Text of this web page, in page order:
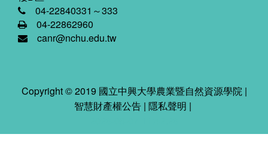
04-22840331～333
04-22862960
canr@nchu.edu.tw
Copyright © 2019 國立中興大學農業暨自然資源學院 |
智慧財產權公告 | 隱私聲明 |